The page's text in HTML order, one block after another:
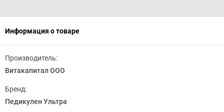
Информация о товаре
Производитель:
Витакапитал ООО
Бренд:
Педикулен Ультра